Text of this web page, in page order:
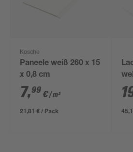
Kosche
Paneele weiß 260 x 15
x 0,8 cm
7,99 €/ m²
21,81 € / Pack